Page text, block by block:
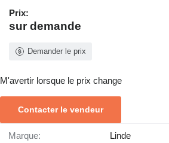
Prix:
sur demande
Demander le prix
M'avertir lorsque le prix change
Contacter le vendeur
Marque: Linde